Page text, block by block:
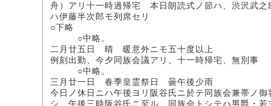
舟）アリ十一時過帰宅 本日朗読式ノ節ハ、渋沢武之
ハ伊藤半次郎モ列席セリ
○下略
○中略。
二月廿五日 晴 暖意外ニモ五十度以上
例刻出勤、今夕同族会議アリ、十一時帰宅、無別事
○中略。
三月廿一日 春季皇霊祭日 曇午後少雨
今日ノ休日ニハ午後ヨリ阪谷氏ニ於テ同族会兼帯ノ
シ、午後三時阪谷氏ニ至ル、同族会トシテハ男爵・